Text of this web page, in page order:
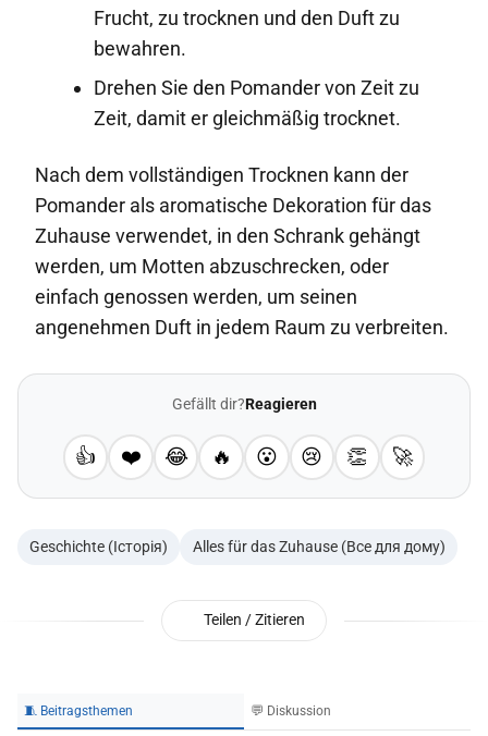
Frucht, zu trocknen und den Duft zu
bewahren.
Drehen Sie den Pomander von Zeit zu
Zeit, damit er gleichmäßig trocknet.
Nach dem vollständigen Trocknen kann der
Pomander als aromatische Dekoration für das
Zuhause verwendet, in den Schrank gehängt
werden, um Motten abzuschrecken, oder
einfach genossen werden, um seinen
angenehmen Duft in jedem Raum zu verbreiten.
Gefällt dir?Reagieren
👍 ❤️ 😂 🔥 😮 😢 👏 🚀
Geschichte (Історія) Alles für das Zuhause (Все для дому)
Teilen / Zitieren
🧵 Beitragsthemen 💬 Diskussion